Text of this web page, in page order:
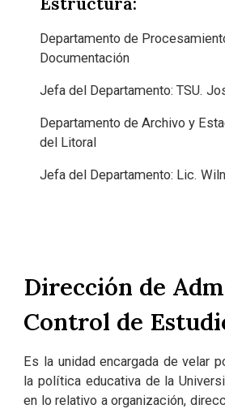
Departamento de
Documentación
Jefa del Departamento: TSU.
Departamento de Archivo y
del Litoral
Jefa del Departamento: Lic.
Dirección de
Control de
Es la unidad encargada de velar
la política educativa de la
en lo relativo a organización,